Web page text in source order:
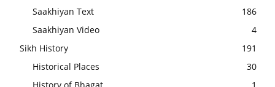
Saakhiyan Text
186
Saakhiyan Video
4
Sikh History
191
Historical Places
30